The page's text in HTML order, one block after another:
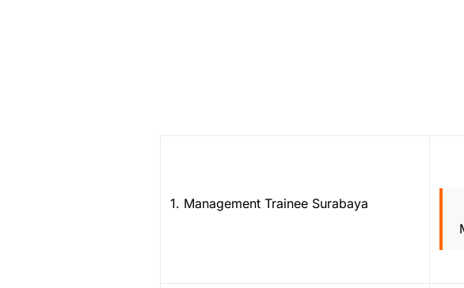
1. Management Trainee Surabaya